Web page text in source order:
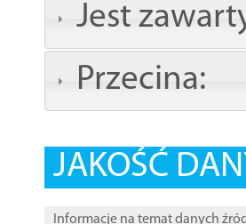
Jest
Przecina:
JAKOŚĆ
Informacje na temat danych